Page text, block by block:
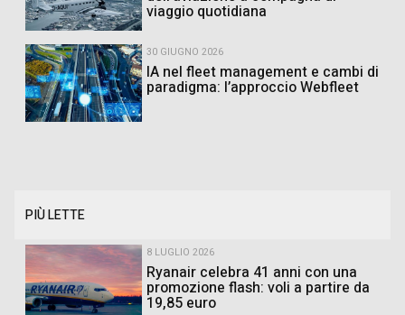
viaggio quotidiana
30 GIUGNO 2026
IA nel fleet management e cambi di
paradigma: l’approccio Webfleet
PIÙ LETTE
8 LUGLIO 2026
Ryanair celebra 41 anni con una
promozione flash: voli a partire da
19,85 euro